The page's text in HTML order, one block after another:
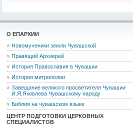
О ЕПАРХИИ
Новомученики земли Чувашской
Правящий Архиерей
История Православия в Чувашии
История митрополии
Завещание великого просветителя Чувашии
И.Я.Яковлева Чувашскому народу
Библия на чувашском языке
ЦЕНТР ПОДГОТОВКИ ЦЕРКОВНЫХ
СПЕЦИАЛИСТОВ